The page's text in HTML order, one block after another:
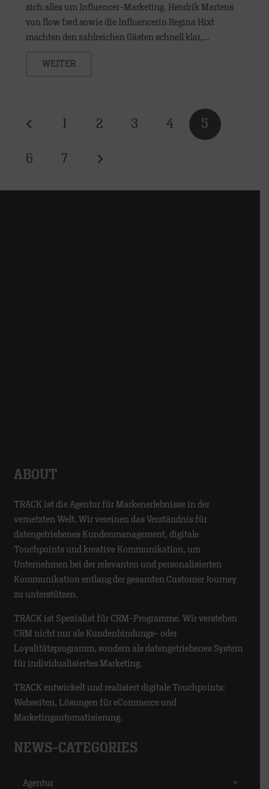
sich alles um Influencer-Marketing. Hendrik Martens
von flow fwd sowie die Influencerin Regina Hixt
machten den zahlreichen Gästen schnell klar,…
WEITER
2 3 4 5
6 7
ABOUT
TRACK ist die Agentur für Markenerlebnisse in der
vernetzten Welt. Wir vereinen das Verständnis für
datengetriebenes Kundenmanagement, digitale
Touchpoints und kreative Kommunikation, um
Unternehmen bei der relevanten und personalisierten
Kommunikation entlang der gesamten Customer Journey
zu unterstützen.
TRACK ist Spezialist für CRM-Programme. Wir verstehen
CRM nicht nur als Kundenbindungs- oder
Loyalitätsprogramm, sondern als datengetriebenes System
für individualisiertes Marketing.
TRACK entwickelt und realisiert digitale Touchpoints:
Webseiten, Lösungen für eCommerce und
Marketingautomatisierung.
NEWS-CATEGORIES
Agentur >